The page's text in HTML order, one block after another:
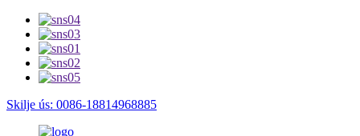
Skilje ús: 0086-18814968885